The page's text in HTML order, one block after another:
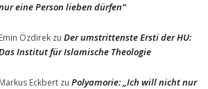
eine Person lieben dürfen“
Emin Özdirek zu Der umstrittenste Ersti der HU:
Institut für Islamische Theologie
Markus Eckbert zu Polyamorie: „Ich will nicht nur